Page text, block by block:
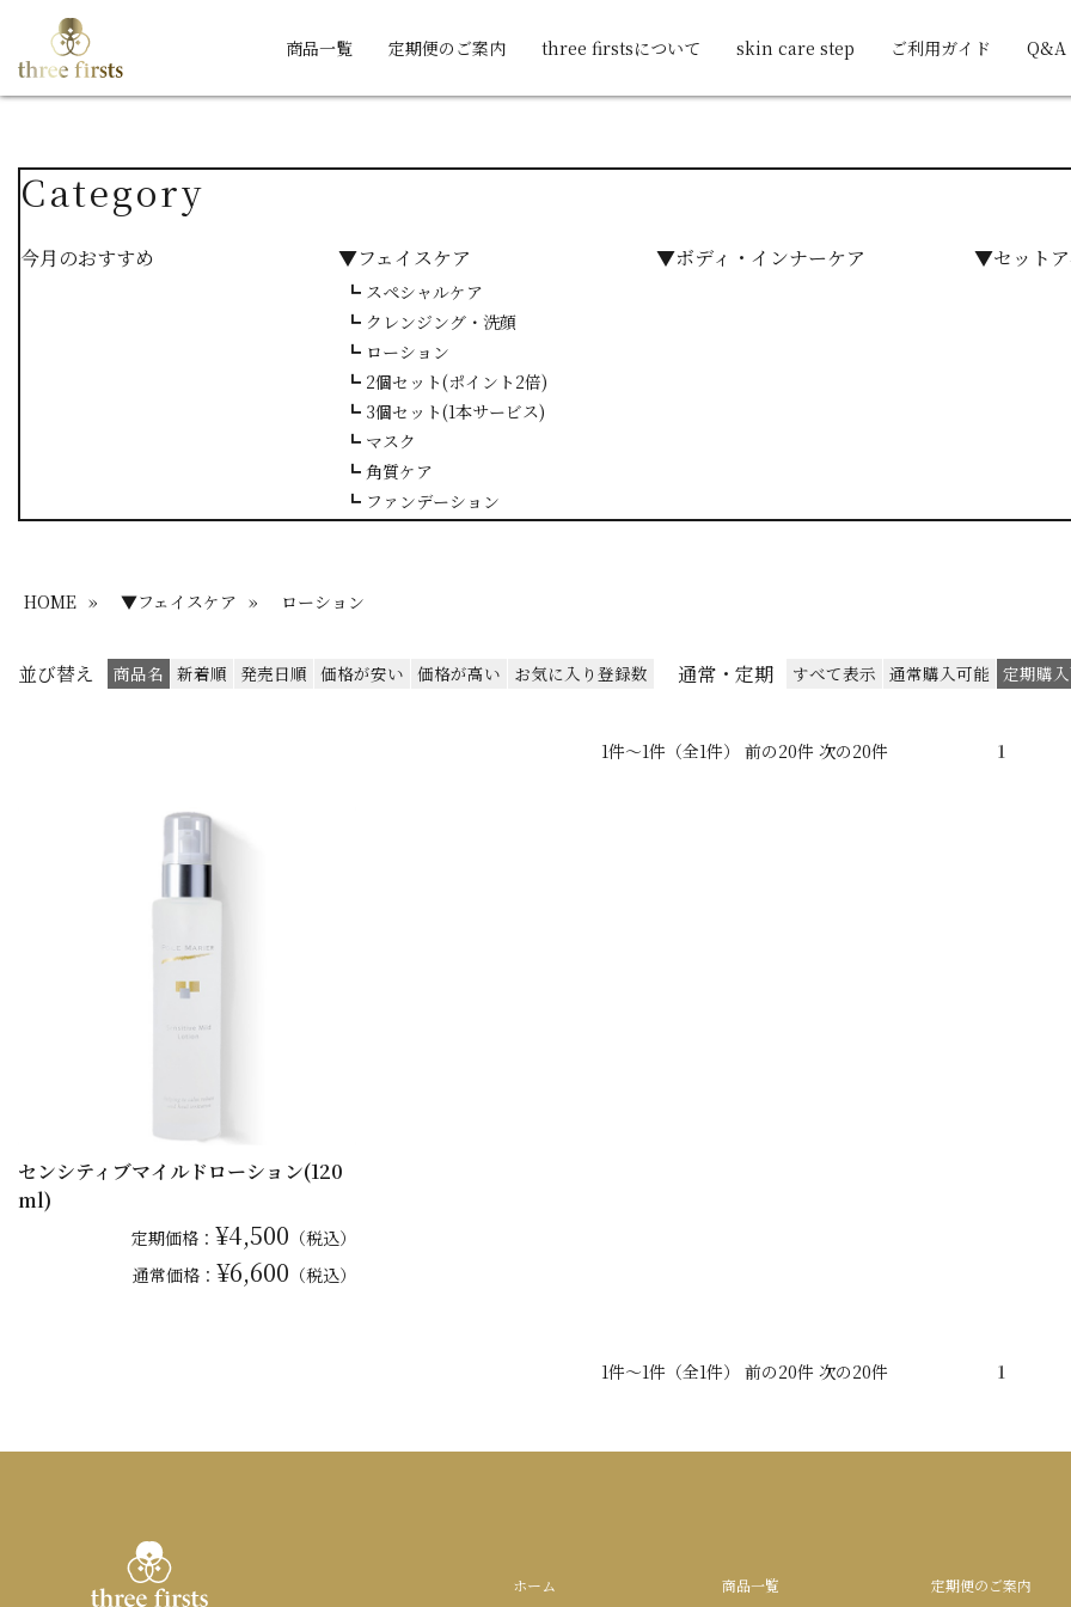
商品一覧 定期便のご案内 three firstsについて skin care step ご利用ガイド Q&A
Category
今月のおすすめ ▼フェイスケア
┗ スペシャルケア
┗ クレンジング・洗顔
┗ ローション
┗ 2個セット(ポイント2倍)
┗ 3個セット(1本サービス)
┗ マスク
┗ 角質ケア
┗ ファンデーション
▼ボディ・インナーケア ▼セットア
HOME » ▼フェイスケア » ローション
並び替え 商品名 新着順 発売日順 価格が安い 価格が高い お気に入り登録数 通常・定期 すべて表示 通常購入可能 定期購
1件～1件（全1件） 前の20件 次の20件 1
センシティブマイルドローション(120
ml)
定期価格： ¥4,500 （税込）
通常価格： ¥6,600 （税込）
1件～1件（全1件） 前の20件 次の20件 1
ホーム 商品一覧
定期便のご案内